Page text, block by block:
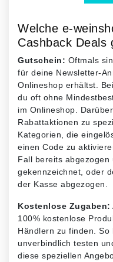
Welche e-
Cashback Deals
Gutschein: Oftmals
für deine Newsletter-
Onlineshop erhältst.
du oft ohne
im Onlineshop.
Rabattaktionen zu
Kategorien, die
einen Code zu
Fall bereits
gekennzeichnet, oder
der Kasse abgezogen.
Kostenlose Zugaben:
100% kostenlose
Händlern zu finden.
unverbindlich testen
diese speziellen